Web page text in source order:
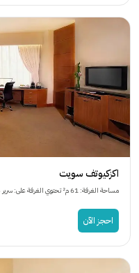
اكزكيوتف سويت
مساحة الغرفة: 61 م² تحتوي الغرفة على: سرير دبل او...
احجز الآن